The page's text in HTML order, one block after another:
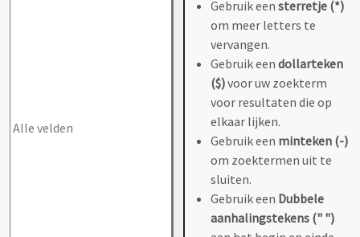
Gebruik een sterretje (*)
om meer letters te
vervangen.
Gebruik een dollarteken
($)voor uw zoekterm
voor resultaten die op
elkaar lijken.
Gebruik een minteken (-)
om zoektermen uit te
sluiten.
Gebruik een Dubbele
aanhalingstekens (" ")